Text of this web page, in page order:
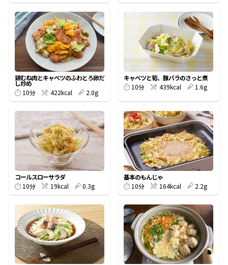
サッと鍋® 楽チン鍋®
楽チン屋® ストレートつゆ
おいしいレシピを商品から探す
かつお節レシピ
めんつゆレシピ
割烹白だしレシピ
レシピ特設サイト
割烹白だしレシピ特集
かつおだしが決め手！簡単茶碗蒸し
かつお節・だしを楽しむ
だしコミュ
- ジョブリターン制
鶏むね肉とキャベツのふわとろ卵だ
し炒め
10分
422kcal 2.0g
キャベツと筍、豚バラのさっと煮
10分
439kcal 1.6g
コールスローサラダ
10分
19kcal 0.3g
基本のもんじゃ
10分
164kcal 2.2g